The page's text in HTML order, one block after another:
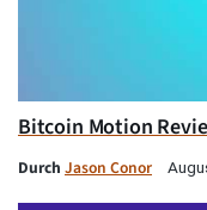
Bitcoin Motion
Durch Jason Conor